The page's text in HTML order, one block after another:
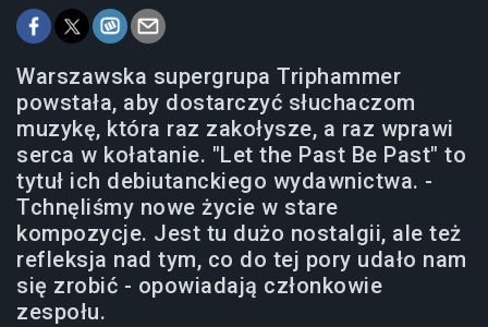
Warszawska supergrupa Triphammer
powstała, aby dostarczyć słuchaczom
muzykę, która raz zakołysze, a raz wprawi
serca w kołatanie. "Let the Past Be Past" to
tytuł ich debiutanckiego wydawnictwa. -
Tchnęliśmy nowe życie w stare
kompozycje. Jest tu dużo nostalgii, ale też
refleksja nad tym, co do tej pory udało nam
się zrobić - opowiadają członkowie
zespołu.